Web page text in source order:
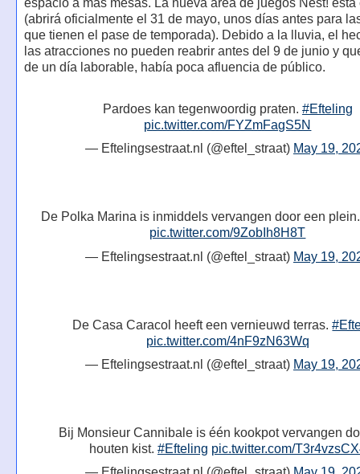
(abrirá oficialmente el 31 de mayo, unos días antes para
que tienen el pase de temporada). Debido a la lluvia, el
las atracciones no pueden reabrir antes del 9 de junio y
de un día laborable, había poca afluencia de público.
Pardoes kan tegenwoordig praten. #Efteling
pic.twitter.com/FYZmFagS5N
— Eftelingsestraat.nl (@eftel_straat) May 19,
De Polka Marina is inmiddels vervangen door een
pic.twitter.com/9ZobIh8H8T
— Eftelingsestraat.nl (@eftel_straat) May 19,
De Casa Caracol heeft een vernieuwd terras.
pic.twitter.com/4nF9zN63Wq
— Eftelingsestraat.nl (@eftel_straat) May 19,
Bij Monsieur Cannibale is één kookpot vervangen
houten kist. #Efteling pic.twitter.com/